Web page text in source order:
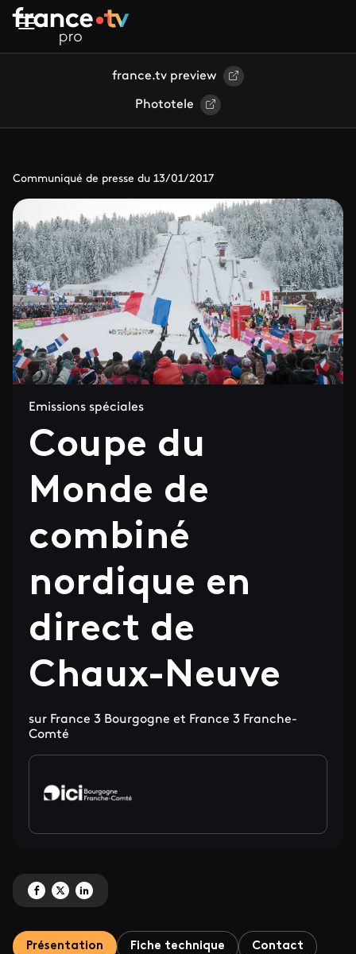
Aller au contenu principal
france.tv preview
Phototele
Communiqué de presse du 13/01/2017
Emissions spéciales
Coupe du
Monde de
combiné
nordique en
direct de
Chaux-Neuve
sur France 3 Bourgogne et France 3 Franche-
Comté
Partagez 'Coupe du Monde de combiné nordique en direct de Chaux-
Partagez 'Coupe du Monde de combiné nordique en direct de Chaux-
Partagez 'Coupe du Monde de combiné nordique en direct de
Présentation Fiche technique Contact